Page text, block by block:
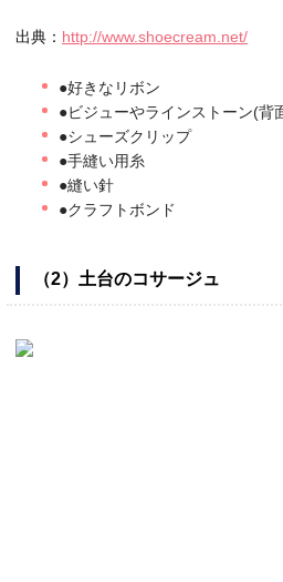
出典： http://www.shoecream.net/
●好きなリボン
●ビジューやラインストーン(背
●シューズクリップ
●手縫い用糸
●縫い針
●クラフトボンド
（2）土台のコサージュ